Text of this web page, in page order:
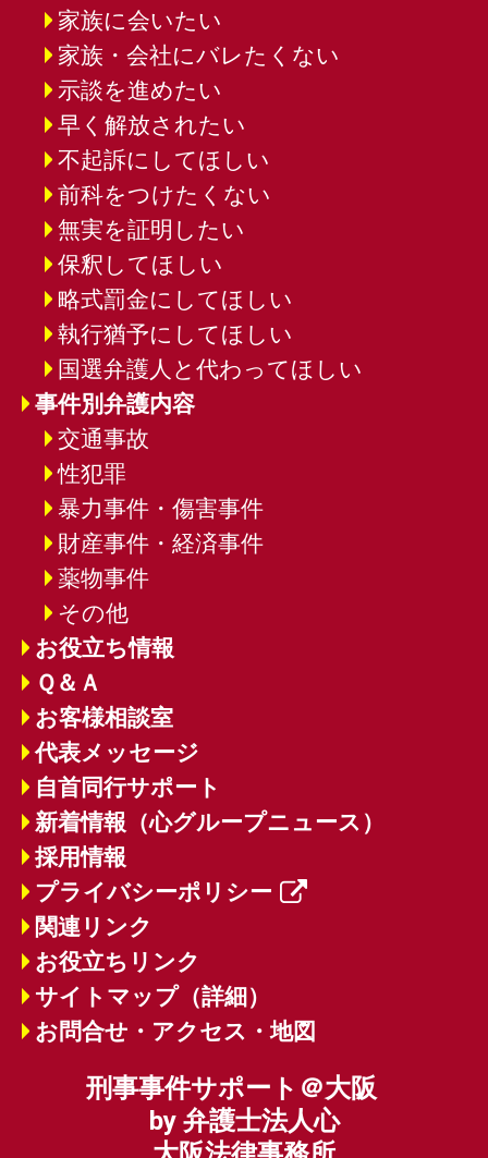
家族に会いたい
家族・会社にバレたくない
示談を進めたい
早く解放されたい
不起訴にしてほしい
前科をつけたくない
無実を証明したい
保釈してほしい
略式罰金にしてほしい
執行猶予にしてほしい
国選弁護人と代わってほしい
事件別弁護内容
交通事故
性犯罪
暴力事件・傷害事件
財産事件・経済事件
薬物事件
その他
お役立ち情報
Ｑ＆Ａ
お客様相談室
代表メッセージ
自首同行サポート
新着情報（心グループニュース）
採用情報
プライバシーポリシー
関連リンク
お役立ちリンク
サイトマップ（詳細）
お問合せ・アクセス・地図
刑事事件サポート＠大阪
by 弁護士法人心